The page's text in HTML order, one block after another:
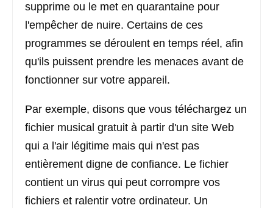
supprime ou le met en quarantaine pour
l'empêcher de nuire. Certains de ces
programmes se déroulent en temps réel, afin
qu'ils puissent prendre les menaces avant de
fonctionner sur votre appareil.
Par exemple, disons que vous téléchargez un
fichier musical gratuit à partir d'un site Web
qui a l'air légitime mais qui n'est pas
entièrement digne de confiance. Le fichier
contient un virus qui peut corrompre vos
fichiers et ralentir votre ordinateur. Un